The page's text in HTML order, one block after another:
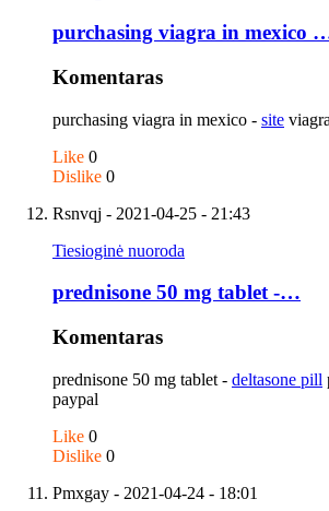
purchasing viagra in mexico
Komentaras
purchasing viagra in mexico - site
Like 0
Dislike 0
Rsnvqj - 2021-04-25 - 21:43
Tiesioginė nuoroda
prednisone 50 mg tablet -…
Komentaras
prednisone 50 mg tablet - deltasone pill
paypal
Like 0
Dislike 0
Pmxgay - 2021-04-24 - 18:01